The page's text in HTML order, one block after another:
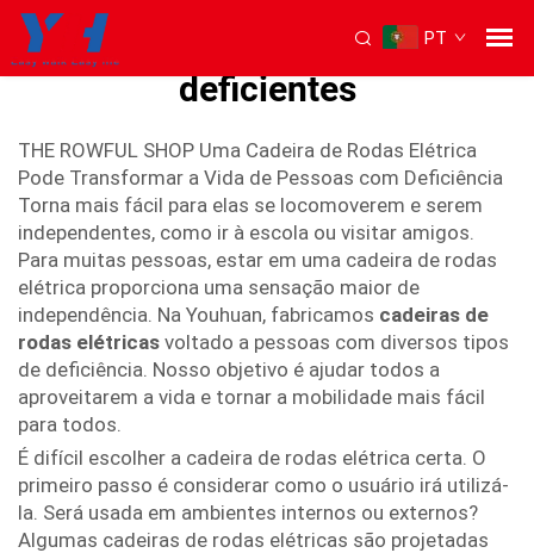
PT
cadeira de rodas elétrica para
deficientes
THE ROWFUL SHOP Uma Cadeira de Rodas Elétrica
Pode Transformar a Vida de Pessoas com Deficiência
Torna mais fácil para elas se locomoverem e serem
independentes, como ir à escola ou visitar amigos.
Para muitas pessoas, estar em uma cadeira de rodas
elétrica proporciona uma sensação maior de
independência. Na Youhuan, fabricamos cadeiras de
rodas elétricas voltado a pessoas com diversos tipos
de deficiência. Nosso objetivo é ajudar todos a
aproveitarem a vida e tornar a mobilidade mais fácil
para todos.
É difícil escolher a cadeira de rodas elétrica certa. O
primeiro passo é considerar como o usuário irá utilizá-
la. Será usada em ambientes internos ou externos?
Algumas cadeiras de rodas elétricas são projetadas